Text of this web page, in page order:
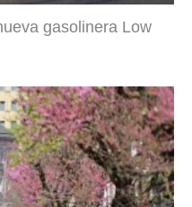
gasolinera Low